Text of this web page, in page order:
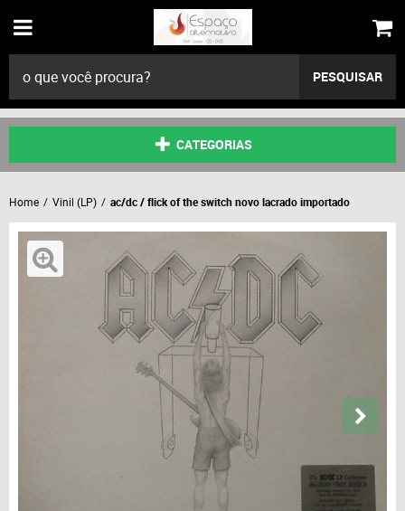
PESQUISAR
CATEGORIAS
Home Vinil (LP) ac/dc / flick of the switch novo lacrado importado